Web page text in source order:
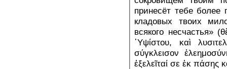
принесёт тебе более
кладовых твоих
всякого несчастья»
῾Υψίστου, καὶ
σύγκλεισον
ἐξελεῖταί σε ἐκ